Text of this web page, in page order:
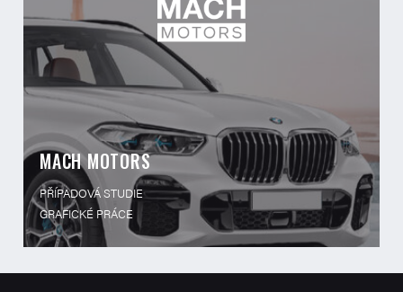
MACH MOTORS
PŘÍPADOVÁ STUDIE
GRAFICKÉ PRÁCE